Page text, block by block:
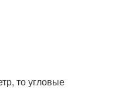
то угловые